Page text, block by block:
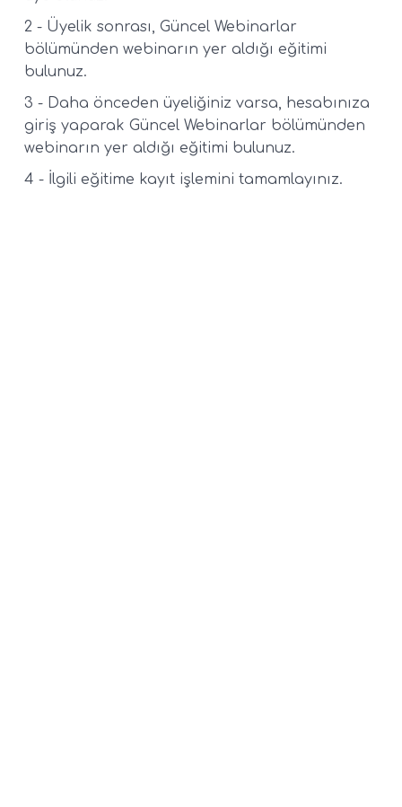
2 - Üyelik sonrası, Güncel Webinarlar
bölümünden webinarın yer aldığı eğitimi
bulunuz.
3 - Daha önceden üyeliğiniz varsa, hesabınıza
giriş yaparak Güncel Webinarlar bölümünden
webinarın yer aldığı eğitimi bulunuz.
4 - İlgili eğitime kayıt işlemini tamamlayınız.